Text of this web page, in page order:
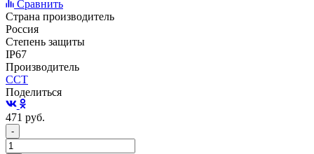
Сравнить
Страна производитель
Россия
Степень защиты
IP67
Производитель
ССТ
Поделиться
471 руб.
-